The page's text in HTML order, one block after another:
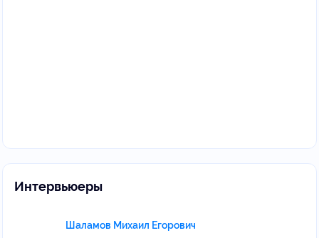
Интервьюеры
Шаламов Михаил Егорович